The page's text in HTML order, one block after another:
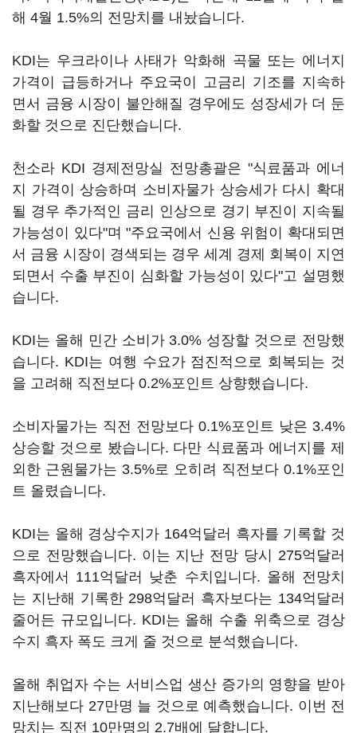
해 4월 1.5%의 전망치를 내놨습니다.
KDI는 우크라이나 사태가 악화해 곡물 또는 에너지
가격이 급등하거나 주요국이 고금리 기조를 지속하
면서 금융 시장이 불안해질 경우에도 성장세가 더 둔
화할 것으로 진단했습니다.
천소라 KDI 경제전망실 전망총괄은 "식료품과 에너
지 가격이 상승하며 소비자물가 상승세가 다시 확대
될 경우 추가적인 금리 인상으로 경기 부진이 지속될
가능성이 있다"며 "주요국에서 신용 위험이 확대되면
서 금융 시장이 경색되는 경우 세계 경제 회복이 지연
되면서 수출 부진이 심화할 가능성이 있다"고 설명했
습니다.
KDI는 올해 민간 소비가 3.0% 성장할 것으로 전망했
습니다. KDI는 여행 수요가 점진적으로 회복되는 것
을 고려해 직전보다 0.2%포인트 상향했습니다.
소비자물가는 직전 전망보다 0.1%포인트 낮은 3.4%
상승할 것으로 봤습니다. 다만 식료품과 에너지를 제
외한 근원물가는 3.5%로 오히려 직전보다 0.1%포인
트 올렸습니다.
KDI는 올해 경상수지가 164억달러 흑자를 기록할 것
으로 전망했습니다. 이는 지난 전망 당시 275억달러
흑자에서 111억달러 낮춘 수치입니다. 올해 전망치
는 지난해 기록한 298억달러 흑자보다는 134억달러
줄어든 규모입니다. KDI는 올해 수출 위축으로 경상
수지 흑자 폭도 크게 줄 것으로 분석했습니다.
올해 취업자 수는 서비스업 생산 증가의 영향을 받아
지난해보다 27만명 늘 것으로 예측했습니다. 이번 전
망치는 직전 10만명의 2.7배에 달합니다.